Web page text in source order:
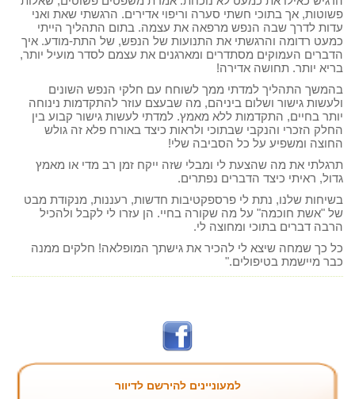
פשוטות, אך בתוכי חשתי סערה וריפוי אדירים. הרגשתי שאת ואני
עדות לדרך שבה הנפש מרפאה את עצמה. בתום התהליך הייתי
כמעט רדומה והרגשתי את התנועות של הנפש, של התת-מודע. איך
הדברים העמוקים מסתדרים ומארגנים את עצמם לסדר מועיל יותר,
בריא יותר. תחושה אדירה!
בהמשך התהליך למדתי ממך לשוחח עם חלקי הנפש השונים
ולעשות גישור ושלום ביניהם, מה שבעצם עוזר להתקדמות נינוחה
יותר בחיים, התקדמות ללא מאמץ. למדתי לעשות גישור קבוע בין
החלק הזכרי והנקבי שבתוכי ולראות כיצד באורח פלא זה גולש
החוצה ומשפיע על כל הסביבה שלי!
תרגלתי את מה שהצעת לי ומבלי שזה ייקח זמן רב מדי או מאמץ
גדול, ראיתי כיצד הדברים נפתרים.
בשיחות שלנו, נתת לי פרספקטיבות חדשות, רעננות, מנקודת מבט
של "אשת חוכמה" על מה שקורה בחיי. הן עזרו לי לקבל ולהכיל
הרבה דברים בתוכי ומחוצה לי.
כל כך שמחה שיצא לי להכיר את גישתך המופלאה! חלקים ממנה
כבר מיישמת בטיפולים."
למעוניינים להירשם לדיוור